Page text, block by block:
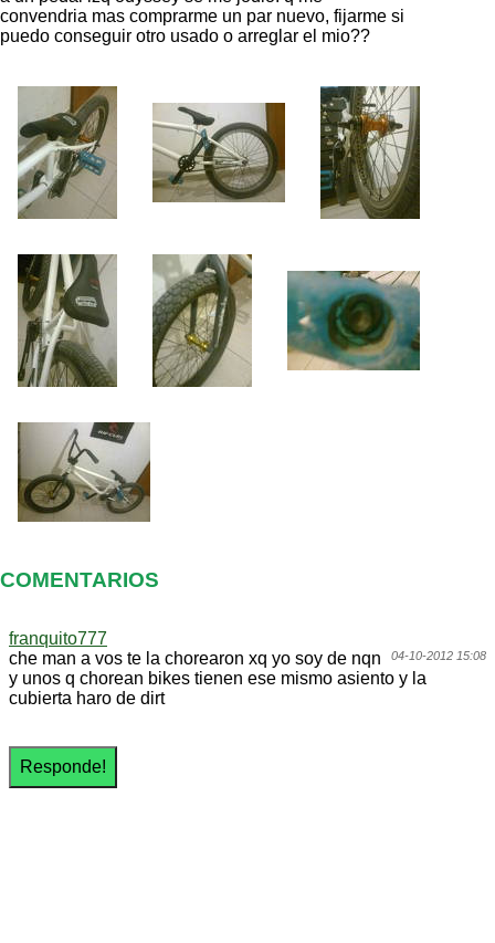
convendria mas comprarme un par nuevo, fijarme si
puedo conseguir otro usado o arreglar el mio??
COMENTARIOS
franquito777
04-10-2012 15:08
che man a vos te la chorearon xq yo soy de nqn
y unos q chorean bikes tienen ese mismo asiento y la
cubierta haro de dirt